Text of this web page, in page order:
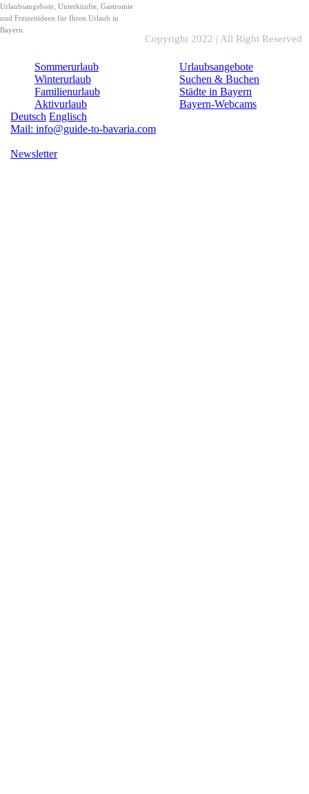
Urlaubsangebote, Unterkünfte, Gastromie
und Freizeitideen für Ihren Urlaub in
Bayern.
Sommerurlaub
Winterurlaub
Familienurlaub
Aktivurlaub
Urlaubsangebote
Suchen & Buchen
Städte in Bayern
Bayern-Webcams
Deutsch Englisch
Mail: info@guide-to-bavaria.com
Newsletter
Copyright 2022 | All Right Reserved